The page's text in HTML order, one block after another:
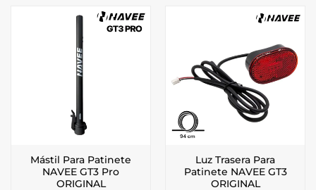
Mástil Para Patinete
NAVEE GT3 Pro
ORIGINAL
Luz Trasera Para
Patinete NAVEE GT3
ORIGINAL